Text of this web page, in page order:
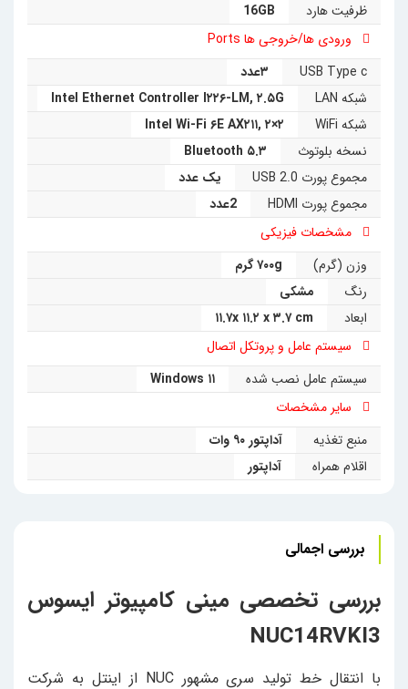
ظرفیت هارد
16GB
ورودی ها/خروجی ها Ports
USB Type c
۳عدد
شبکه LAN
Intel Ethernet Controller I۲۲۶-LM, ۲.۵G
شبکه WiFi
Intel Wi-Fi ۶E AX۲۱۱, ۲×۲
نسخه بلوتوث
Bluetooth ۵.۳
مجموع پورت USB 2.0
یک عدد
مجموع پورت HDMI
2عدد
مشخصات فیزیکی
وزن (گرم)
۷۰۰g گرم
رنگ
مشکی
ابعاد
۱۱.۷x ۱۱.۲ x ۳.۷ cm
سیستم عامل و پروتکل اتصال
سیستم عامل نصب شده
Windows ۱۱
سایر مشخصات
منبع تغذیه
آداپتور ۹۰ وات
اقلام همراه
آداپتور
بررسی اجمالی
بررسی تخصصی مینی کامپیوتر ایسوس
NUC14RVKI3
با انتقال خط تولید سری مشهور NUC از اینتل به شرکت